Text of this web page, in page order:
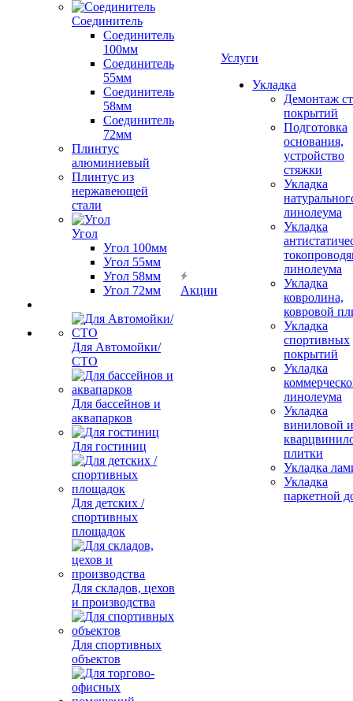
Соединитель
Соединитель
100мм
Соединитель
55мм
Соединитель
58мм
Соединитель
72мм
Плинтус
алюминиевый
Плинтус из
нержавеющей
стали
Угол
Угол 100мм
Угол 55мм
Угол 58мм
Угол 72мм
Для Автомойки/
СТО
Для бассейнов и
аквапарков
Для гостиниц
Для детских /
спортивных
площадок
Для складов, цехов
и производства
Для спортивных
объектов
Акции
Услуги
Укладка
Демонтаж
покрытий
Подготовка
основания,
устройство
стяжки
Укладка
линолеума
Укладка
линолеума
Укладка
ковролина,
ковровой
Укладка
спортивных
покрытий
Укладка
линолеума
Укладка
виниловой и
плитки
Укладка
Укладка
паркетной